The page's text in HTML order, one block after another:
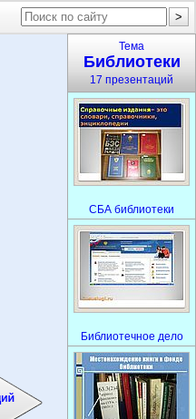
Тема
Библиотеки
17 презентаций
СБА библиотеки
Библиотечное дело